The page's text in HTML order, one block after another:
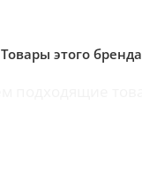
Товары этого бренда